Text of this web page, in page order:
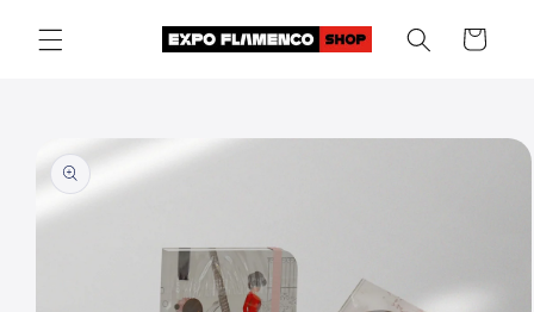
content
Cart
product
information